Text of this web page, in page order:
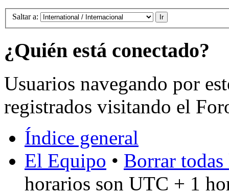
Saltar a:
¿Quién está conectado?
Usuarios navegando por
registrados visitando el
Índice general
El Equipo • Borrar
horarios son UTC + 1